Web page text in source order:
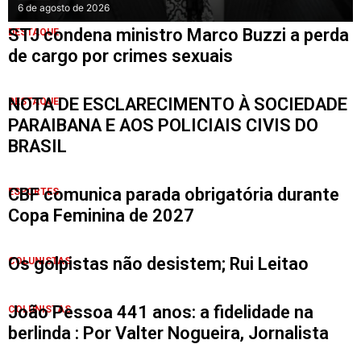
6 de agosto de 2026
DESTAQUE
STJ condena ministro Marco Buzzi a perda
de cargo por crimes sexuais
DESTAQUE
NOTA DE ESCLARECIMENTO À SOCIEDADE
PARAIBANA E AOS POLICIAIS CIVIS DO
BRASIL
ESPORTES
CBF comunica parada obrigatória durante
Copa Feminina de 2027
COLUNISTAS
Os golpistas não desistem; Rui Leitao
COLUNISTAS
João Pessoa 441 anos: a fidelidade na
berlinda : Por Valter Nogueira, Jornalista